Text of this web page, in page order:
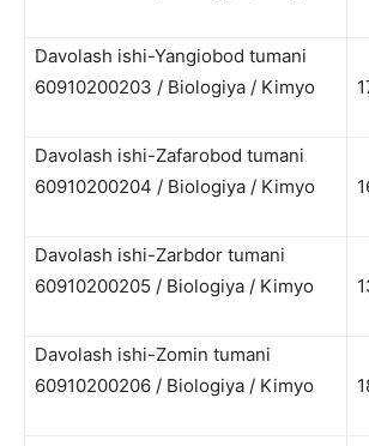
Davolash ishi-Yangiobod tumani
60910200203 / Biologiya / Kimyo
Davolash ishi-Zafarobod tumani
60910200204 / Biologiya / Kimyo
Davolash ishi-Zarbdor tumani
60910200205 / Biologiya / Kimyo
Davolash ishi-Zomin tumani
60910200206 / Biologiya / Kimyo